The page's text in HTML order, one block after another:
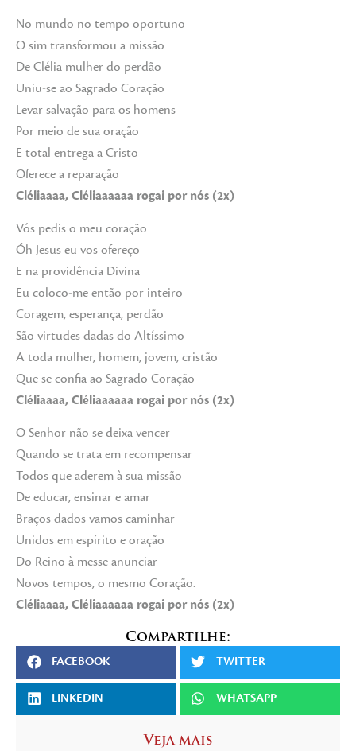
No mundo no tempo oportuno
O sim transformou a missão
De Clélia mulher do perdão
Uniu-se ao Sagrado Coração
Levar salvação para os homens
Por meio de sua oração
E total entrega a Cristo
Oferece a reparação
Cléliaaaa, Cléliaaaaaa rogai por nós (2x)
Vós pedis o meu coração
Óh Jesus eu vos ofereço
E na providência Divina
Eu coloco-me então por inteiro
Coragem, esperança, perdão
São virtudes dadas do Altíssimo
A toda mulher, homem, jovem, cristão
Que se confia ao Sagrado Coração
Cléliaaaa, Cléliaaaaaa rogai por nós (2x)
O Senhor não se deixa vencer
Quando se trata em recompensar
Todos que aderem à sua missão
De educar, ensinar e amar
Braços dados vamos caminhar
Unidos em espírito e oração
Do Reino à messe anunciar
Novos tempos, o mesmo Coração.
Cléliaaaa, Cléliaaaaaa rogai por nós (2x)
Compartilhe:
FACEBOOK TWITTER
LINKEDIN WHATSAPP
Veja mais